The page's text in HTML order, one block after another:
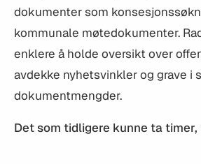
dokumenter som
kommunale møtedokumenter.
enklere å holde oversikt over
avdekke nyhetsvinkler og grave i
dokumentmengder.
Det som tidligere kunne ta